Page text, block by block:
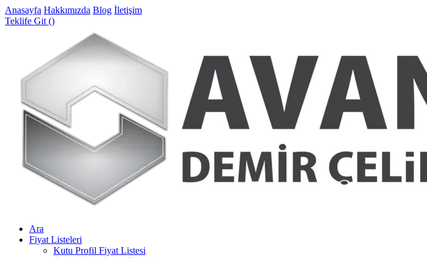
Anasayfa Hakkımızda Blog İletişim
Teklife Git ()
Ara
Fiyat Listeleri
Kutu Profil Fiyat Listesi